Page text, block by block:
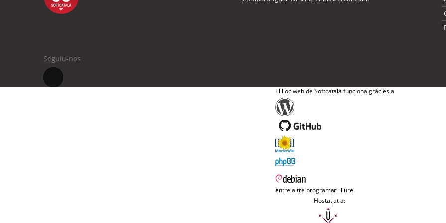
Seguiu-nos
El lloc web de Softcatalà funciona gràcies a
entre altre programari lliure.
Hostatjat a: